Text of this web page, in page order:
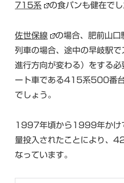
715系
の食パンも健在でし
佐世保線
の場合、肥前山口
列車の場合、途中の早岐駅
進行方向が変わる）をする
ート車である415系500番
でしょう。
1997年頃から1999年か
量投入されたことにより、
なっています。